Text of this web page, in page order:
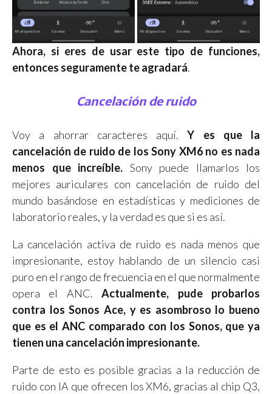
Ahora, si eres de usar este tipo de funciones,
entonces seguramente te agradará.
Cancelación de ruido
Voy a ahorrar caracteres aquí. Y es que la
cancelación de ruido de los Sony XM6 no es nada
menos que increíble. Sony puede llamarlos los
mejores auriculares con cancelación de ruido del
mundo basándose en estadísticas y mediciones de
laboratorio reales, y la verdad es que si es así.
La cancelación activa de ruido es nada menos que
impresionante, estoy hablando de un silencio casi
puro en el rango de frecuencia en el que normalmente
opera el ANC.Actualmente, pude probarlos
contra los Sonos Ace, y es asombroso lo bueno
que es el ANC comparado con los Sonos, que ya
tienen una cancelación impresionante.
Parte de esto es posible gracias a la reducción de
ruido con IA que ofrecen los XM6, gracias al chip Q3,